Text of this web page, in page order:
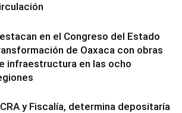
en el Congreso del Estado
de Oaxaca con obras
infraestructura en las ocho
y Fiscalía, determina depositaría